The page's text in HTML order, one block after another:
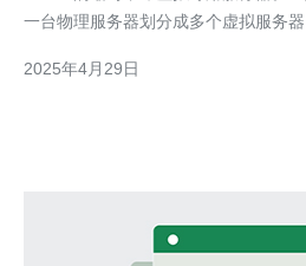
一台物理服务器划分成多个虚拟服务
具有快速稳定的网络连接和卓越的服
2025年4月29日